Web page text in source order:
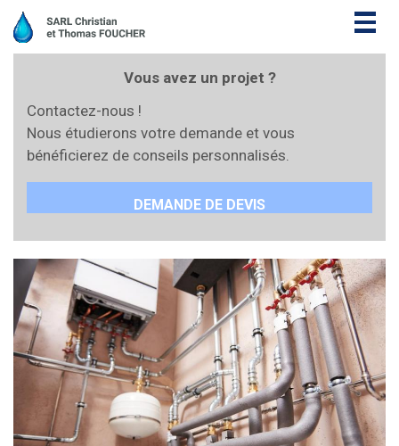
Vous avez un projet ?
Contactez-nous !
Nous étudierons votre demande et vous
bénéficierez de conseils personnalisés.
DEMANDE DE DEVIS